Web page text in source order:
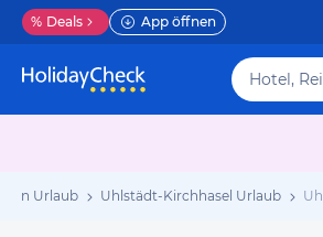
% Deals App öffnen
Urlaub Uhlstädt-Kirchhasel Urlaub